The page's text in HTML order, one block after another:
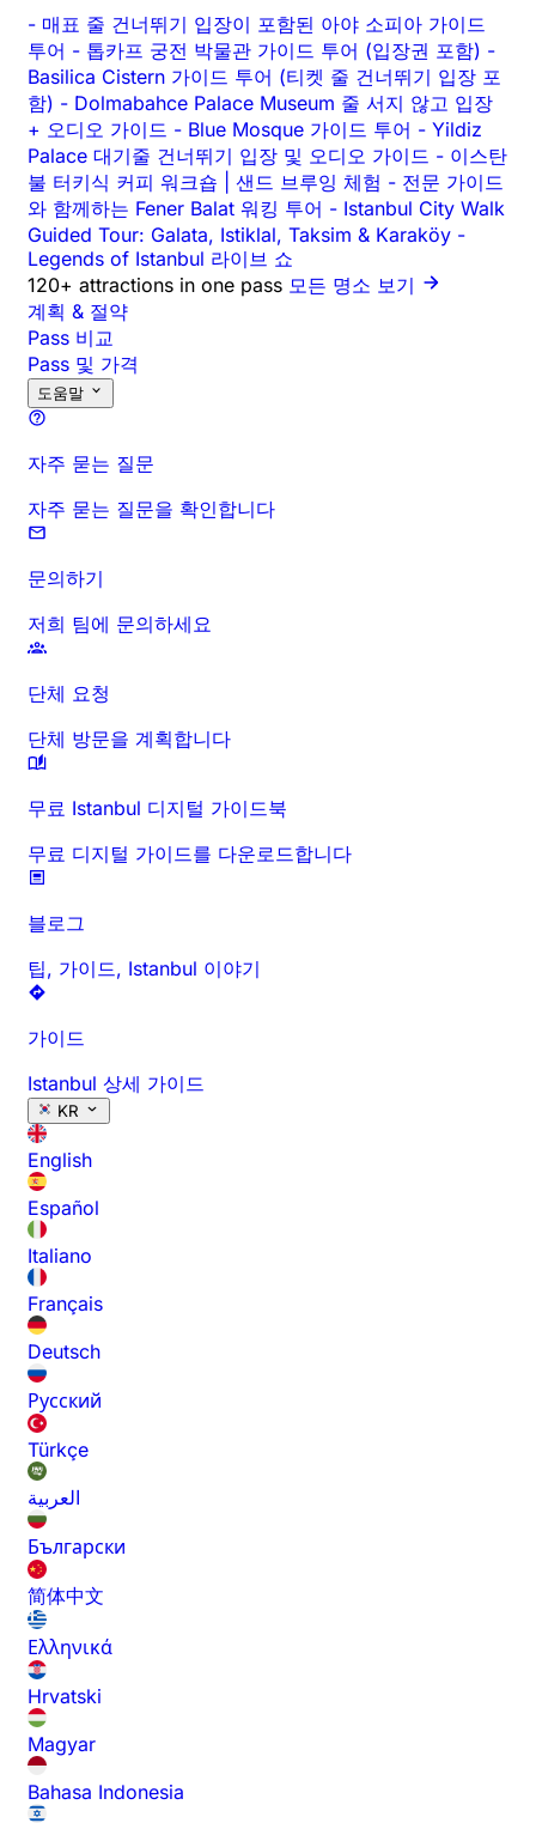
- 매표 줄 건너뛰기 입장이 포함된 아야 소피아 가이드
투어 - 톱카프 궁전 박물관 가이드 투어 (입장권 포함) -
Basilica Cistern 가이드 투어 (티켓 줄 건너뛰기 입장 포
함) - Dolmabahce Palace Museum 줄 서지 않고 입장
+ 오디오 가이드 - Blue Mosque 가이드 투어 - Yildiz
Palace 대기줄 건너뛰기 입장 및 오디오 가이드 - 이스탄
불 터키식 커피 워크숍 | 샌드 브루잉 체험 - 전문 가이드
와 함께하는 Fener Balat 워킹 투어 - Istanbul City Walk
Guided Tour: Galata, Istiklal, Taksim & Karaköy -
Legends of Istanbul 라이브 쇼
120+ attractions in one pass 모든 명소 보기
계획 & 절약
Pass 비교
Pass 및 가격
도움말
자주 묻는 질문
자주 묻는 질문을 확인합니다
문의하기
저희 팀에 문의하세요
단체 요청
단체 방문을 계획합니다
무료 Istanbul 디지털 가이드북
무료 디지털 가이드를 다운로드합니다
블로그
팁, 가이드, Istanbul 이야기
가이드
Istanbul 상세 가이드
KR
English
Español
Italiano
Français
Deutsch
Русский
Türkçe
العربية
Български
简体中文
Ελληνικά
Hrvatski
Magyar
Bahasa Indonesia